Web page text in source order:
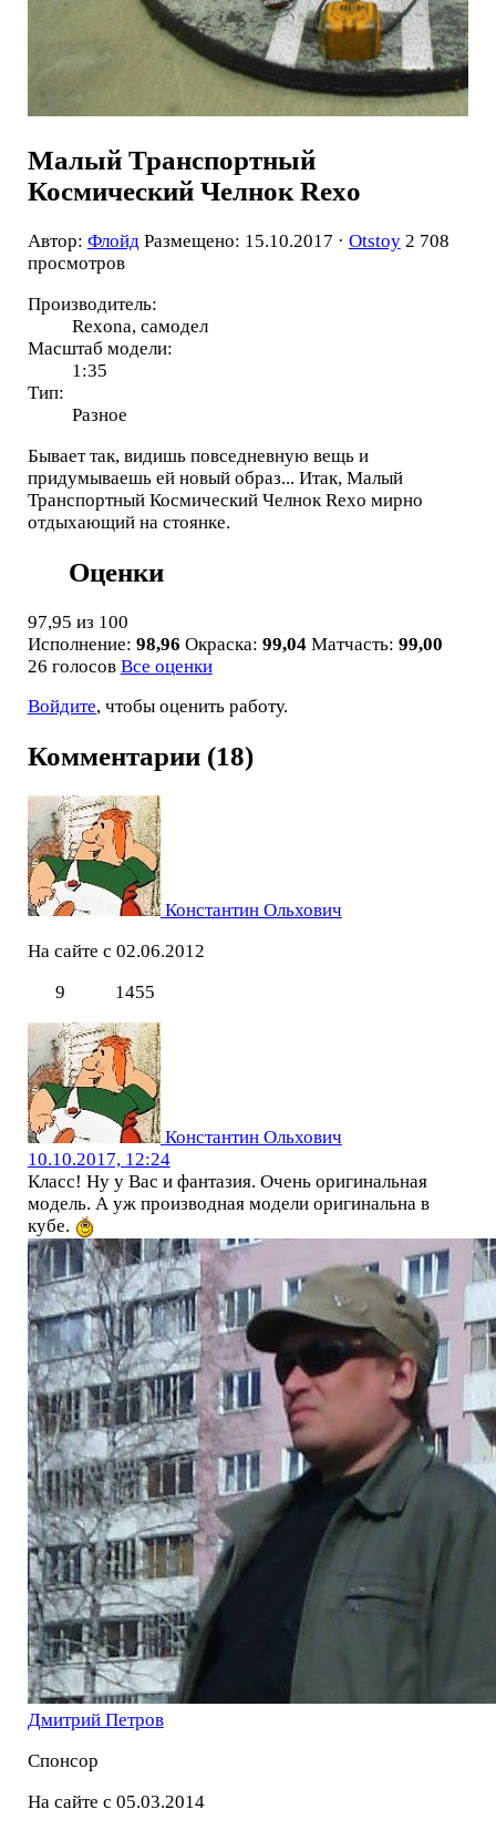
Малый Транспортный
Космический Челнок Rexo
Автор: Флойд Размещено: 15.10.2017 · Otstoy 2 708
просмотров
Производитель:
Rexona, самодел
Масштаб модели:
1:35
Тип:
Разное
Бывает так, видишь повседневную вещь и
придумываешь ей новый образ... Итак, Малый
Транспортный Космический Челнок Rexo мирно
отдыхающий на стоянке.
Оценки
97,95 из 100
Исполнение: 98,96 Окраска: 99,04 Матчасть: 99,00
26 голосов Все оценки
Войдите, чтобы оценить работу.
Комментарии (18)
Константин Ольхович
На сайте с 02.06.2012
9
1455
Константин Ольхович
10.10.2017, 12:24
Класс! Ну у Вас и фантазия. Очень оригинальная
модель. А уж производная модели оригинальна в
кубе.
Дмитрий Петров
Спонсор
На сайте с 05.03.2014